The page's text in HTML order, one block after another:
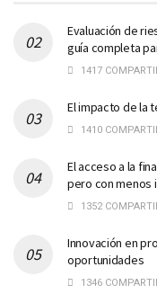
Evaluación de
guía completa
1417
El impacto de la
1410
El acceso a la
pero con menos
1352
Innovación en
oportunidades
1346